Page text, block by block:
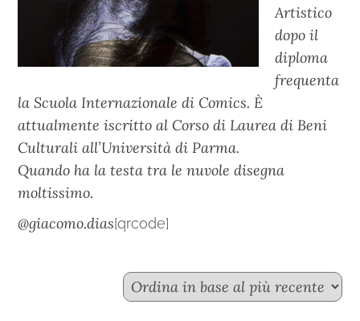
Artistico
dopo il
diploma
frequenta
la Scuola Internazionale di Comics. È
attualmente iscritto al Corso di Laurea di Beni
Culturali all’Università di Parma.
Quando ha la testa tra le nuvole disegna
moltissimo.
@giacomo.dias[qrcode]